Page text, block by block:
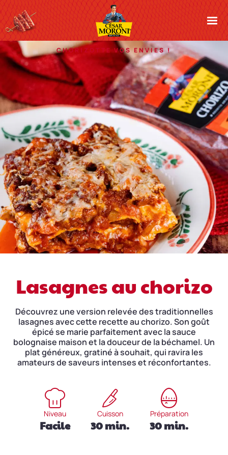
Cesar Moroni
CHORIZOTTE VOS ENVIES !
Lasagnes au chorizo
Découvrez une version relevée des traditionnelles
lasagnes avec cette recette au chorizo. Son goût
épicé se marie parfaitement avec la sauce
bolognaise maison et la douceur de la béchamel. Un
plat généreux, gratiné à souhait, qui ravira les
amateurs de saveurs intenses et réconfortantes.
Niveau
Facile
Cuisson
30 min.
Préparation
30 min.